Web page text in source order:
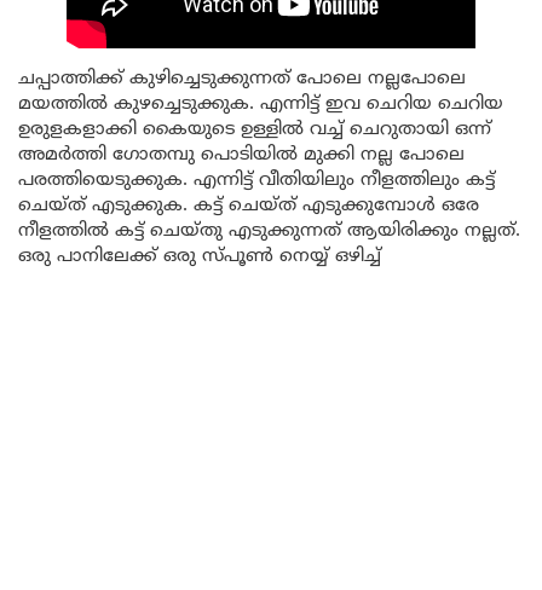
ചപ്പാത്തിക്ക് കുഴിച്ചെടുക്കുന്നത് പോലെ നല്ലപോലെ
മയത്തിൽ കുഴച്ചെടുക്കുക. എന്നിട്ട് ഇവ ചെറിയ ചെറിയ
ഉരുളകളാക്കി കൈയുടെ ഉള്ളിൽ വച്ച് ചെറുതായി ഒന്ന്
അമർത്തി ഗോതമ്പു പൊടിയിൽ മുക്കി നല്ല പോലെ
പരത്തിയെടുക്കുക. എന്നിട്ട് വീതിയിലും നീളത്തിലും കട്ട്
ചെയ്ത് എടുക്കുക. കട്ട് ചെയ്ത് എടുക്കുമ്പോൾ ഒരേ
നീളത്തിൽ കട്ട് ചെയ്തു എടുക്കുന്നത് ആയിരിക്കും നല്ലത്.
ഒരു പാനിലേക്ക് ഒരു സ്പൂൺ നെയ്യ് ഒഴിച്ച്